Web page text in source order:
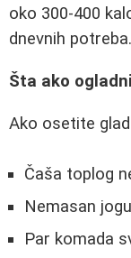
oko 300-400
dnevnih potreba.
Šta ako
Ako osetite
Čaša toplog
Nemasan
Par komada